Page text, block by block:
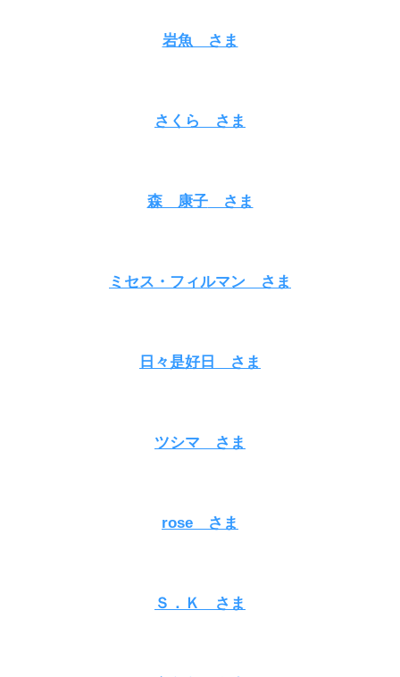
岩魚さま
さくら さま
森 康子さま
ミセス・フィルマン さま
日々是好日 さま
ツシマ さま
rose さま
Ｓ．Ｋ さま